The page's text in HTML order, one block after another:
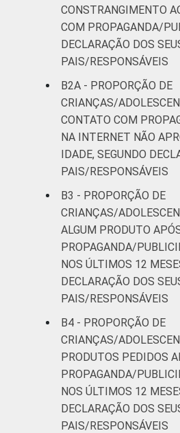
CONSTRANGIMENTO
COM PROPAGANDA/
DECLARAÇÃO DOS
PAIS/RESPONSÁVEIS
B2A - PROPORÇÃO DE
CRIANÇAS/
CONTATO COM
NA INTERNET NÃO
IDADE, SEGUNDO
PAIS/RESPONSÁVEIS
B3 - PROPORÇÃO DE
CRIANÇAS/
ALGUM PRODUTO
PROPAGANDA/
NOS ÚLTIMOS 12
DECLARAÇÃO DOS
PAIS/RESPONSÁVEIS
B4 - PROPORÇÃO DE
CRIANÇAS/
PRODUTOS PEDIDOS
PROPAGANDA/
NOS ÚLTIMOS 12
DECLARAÇÃO DOS
PAIS/RESPONSÁVEIS